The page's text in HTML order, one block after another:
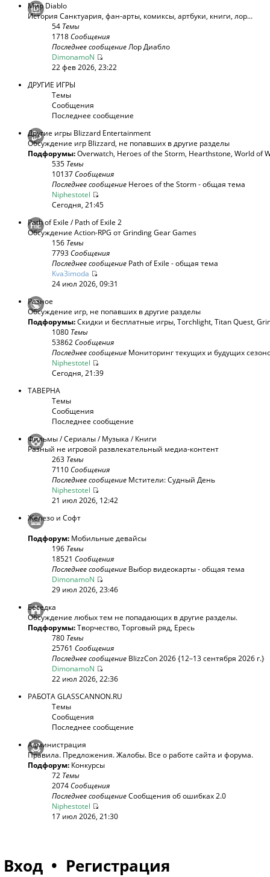
Мир Diablo
История Санктуария, фан-арты, комиксы, артбуки, книги, лор...
54 Темы
1718Сообщения
Последнее сообщениеЛор Диабло
DimonamoN
22 фев 2026, 23:22
ДРУГИЕ ИГРЫ
Темы
Сообщения
Последнее сообщение
Другие игры Blizzard Entertainment
Обсуждение игр Blizzard, не попавших в другие разделы
Подфорумы:Overwatch, Heroes of the Storm, Hearthstone, World of
535 Темы
10137Сообщения
Последнее сообщение Heroes of the Storm - общая тема
Niphestotel
Сегодня, 21:45
Path of Exile / Path of Exile 2
Обсуждение Action-RPG от Grinding Gear Games
156 Темы
7793Сообщения
Последнее сообщение Path of Exile - общая тема
Kva3imoda
24 июл 2026, 09:31
Разное
Обсуждение игр, не попавших в другие разделы
Подфорумы:Скидки и бесплатные игры, Torchlight, Titan Quest,
1080 Темы
53862Сообщения
Последнее сообщение Мониторинг текущих и будущих
Niphestotel
Сегодня, 21:39
ТАВЕРНА
Темы
Сообщения
Последнее сообщение
Фильмы / Сериалы / Музыка / Книги
Разный не игровой развлекательный медиа-контент
263 Темы
7110Сообщения
Последнее сообщение Мстители: Судный День
Niphestotel
21 июл 2026, 12:42
Железо и Софт
Подфорум: Мобильные девайсы
196 Темы
18521 Сообщения
Последнее сообщение Выбор видеокарты - общая тема
DimonamoN
29 июл 2026, 23:46
Беседка
Обсуждение любых тем не попадающих в другие разделы.
Подфорумы:Творчество, Торговый ряд, Ересь
780 Темы
25761 Сообщения
Последнее сообщение BlizzCon 2026 {12–13 сентября 2026 г.}
DimonamoN
22 июл 2026, 22:36
РАБОТА GLASSCANNON.RU
Темы
Сообщения
Последнее сообщение
Администрация
Правила. Предложения. Жалобы. Все о работе сайта и форума.
Подфорум: Конкурсы
72 Темы
2074Сообщения
Последнее сообщениеСообщения об ошибках 2.0
Niphestotel
17 июл 2026, 21:30
Вход • Регистрация